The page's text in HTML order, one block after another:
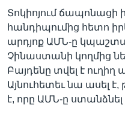
Տոկիոյում ճապոնացի
հանդիպումից հետո
արդյոք ԱՄՆ-ը
Չինաստանի կողմից
Բայդենը տվել է ուղիղ
Այնուհետեւ նա ասել
է, որը ԱՄՆ-ը ստանձնել